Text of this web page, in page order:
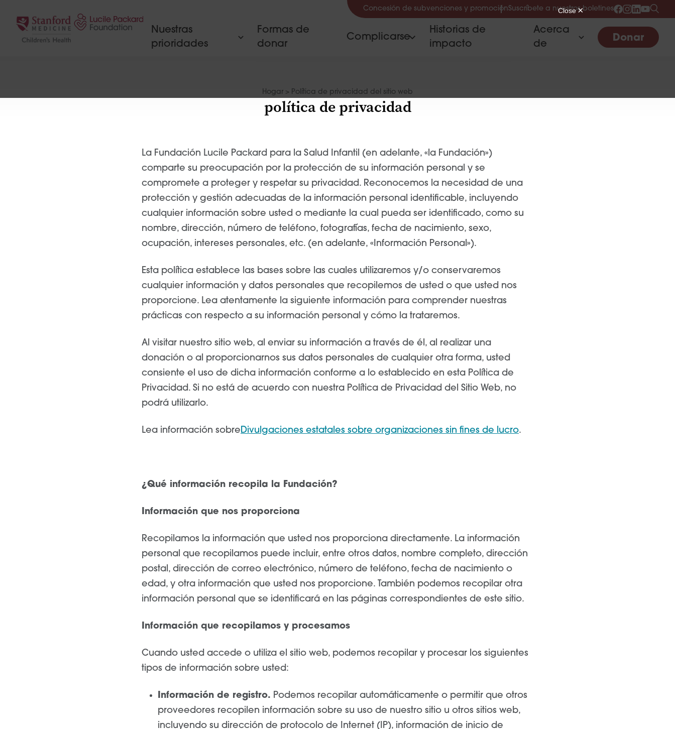
Concesión de subvenciones y promociónSuscríbete a nuestros boletines
Nuestras
prioridades
Formas de
donar
Complicarse
Historias de
impacto
Acerca
de
Donar
Hogar > Política de privacidad del sitio web
política de privacidad
La Fundación Lucile Packard para la Salud Infantil (en adelante, «la Fundación»)
comparte su preocupación por la protección de su información personal y se
compromete a proteger y respetar su privacidad. Reconocemos la necesidad de una
protección y gestión adecuadas de la información personal identificable, incluyendo
cualquier información sobre usted o mediante la cual pueda ser identificado, como su
nombre, dirección, número de teléfono, fotografías, fecha de nacimiento, sexo,
ocupación, intereses personales, etc. (en adelante, «Información Personal»).
Esta política establece las bases sobre las cuales utilizaremos y/o conservaremos
cualquier información y datos personales que recopilemos de usted o que usted nos
proporcione. Lea atentamente la siguiente información para comprender nuestras
prácticas con respecto a su información personal y cómo la trataremos.
Al visitar nuestro sitio web, al enviar su información a través de él, al realizar una
donación o al proporcionarnos sus datos personales de cualquier otra forma, usted
consiente el uso de dicha información conforme a lo establecido en esta Política de
Privacidad. Si no está de acuerdo con nuestra Política de Privacidad del Sitio Web, no
podrá utilizarlo.
Lea información sobreDivulgaciones estatales sobre organizaciones sin fines de lucro.
¿Qué información recopila la Fundación?
Información que nos proporciona
Recopilamos la información que usted nos proporciona directamente. La información
personal que recopilamos puede incluir, entre otros datos, nombre completo, dirección
postal, dirección de correo electrónico, número de teléfono, fecha de nacimiento o
edad, y otra información que usted nos proporcione. También podemos recopilar otra
información personal que se identificará en las páginas correspondientes de este sitio.
Información que recopilamos y procesamos
Cuando usted accede o utiliza el sitio web, podemos recopilar y procesar los siguientes
tipos de información sobre usted:
Información de registro. Podemos recopilar automáticamente o permitir que otros
proveedores recopilen información sobre su uso de nuestro sitio u otros sitios web,
incluyendo su dirección de protocolo de Internet (IP), información de inicio de